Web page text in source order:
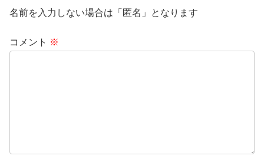
名前を入力しない場合は「匿名」となります
コメント ※